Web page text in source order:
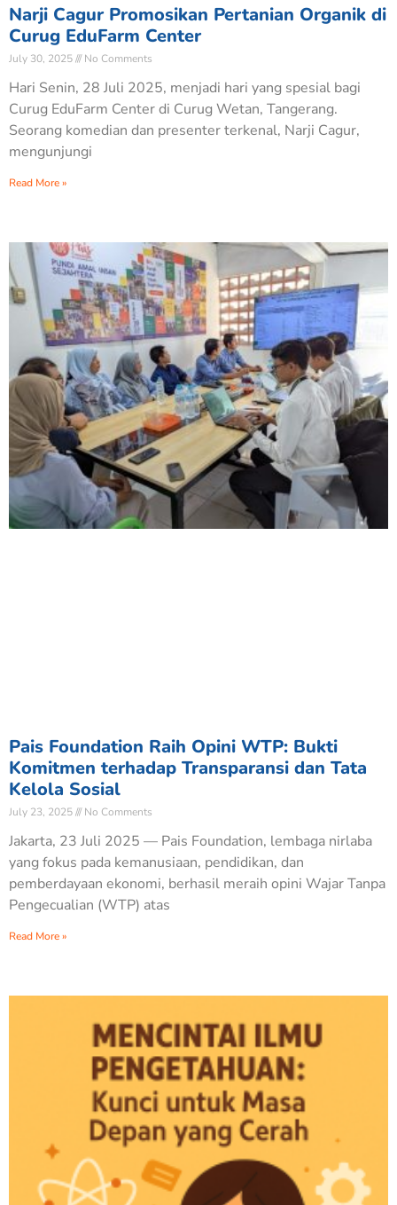
Narji Cagur Promosikan Pertanian Organik di
Curug EduFarm Center
July 30, 2025 No Comments
Hari Senin, 28 Juli 2025, menjadi hari yang spesial bagi
Curug EduFarm Center di Curug Wetan, Tangerang.
Seorang komedian dan presenter terkenal, Narji Cagur,
mengunjungi
Read More »
Pais Foundation Raih Opini WTP: Bukti
Komitmen terhadap Transparansi dan Tata
Kelola Sosial
July 23, 2025 No Comments
Jakarta, 23 Juli 2025 — Pais Foundation, lembaga nirlaba
yang fokus pada kemanusiaan, pendidikan, dan
pemberdayaan ekonomi, berhasil meraih opini Wajar Tanpa
Pengecualian (WTP) atas
Read More »